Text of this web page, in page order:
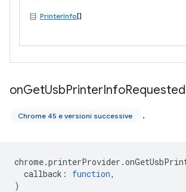
PrinterInfo[]
onGetUsbPrinterInfoRequested
Chrome 45 e versioni successive .
chrome.printerProvider .
callback : function,
)